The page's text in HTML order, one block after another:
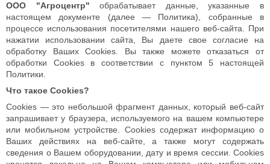
ООО "Агроцентр"обрабатывает данные, указанные в
настоящем документе (далее — Политика), собранные в
процессе использования посетителями нашего веб-сайта. При
нажатии использовании сайта, Вы даете свое согласие на
обработку Ваших Cookies. Вы также можете отказаться от
обработки Cookies в соответствии с пунктом 5 настоящей
Политики.
Что такое Cookies?
Сookies — это небольшой фрагмент данных, который веб-сайт
запрашивает у браузера, используемого на вашем компьютере
или мобильном устройстве. Cookies содержат информацию о
Ваших действиях на веб-сайте, а также могут содержать
сведения о Вашем оборудовании, дату и время сессии. Сookies